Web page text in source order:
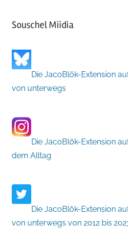
Souschel Miidia
Die JacoBlök-Extension
von unterwegs
Die JacoBlök-Extension
dem Alltag
Die JacoBlök-Extension
von unterwegs von 2012 bis